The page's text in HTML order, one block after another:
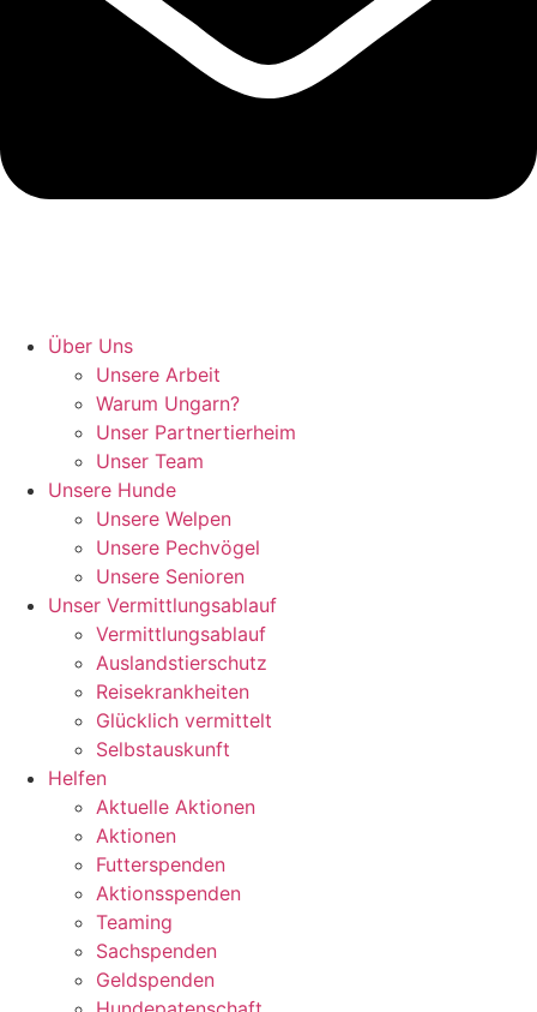
Über Uns
Unsere Arbeit
Warum Ungarn?
Unser Partnertierheim
Unser Team
Unsere Hunde
Unsere Welpen
Unsere Pechvögel
Unsere Senioren
Unser Vermittlungsablauf
Vermittlungsablauf
Auslandstierschutz
Reisekrankheiten
Glücklich vermittelt
Selbstauskunft
Helfen
Aktuelle Aktionen
Aktionen
Futterspenden
Aktionsspenden
Teaming
Sachspenden
Geldspenden